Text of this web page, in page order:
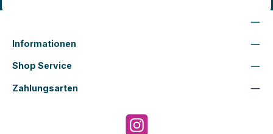
Informationen
Shop Service
Zahlungsarten
Instagram